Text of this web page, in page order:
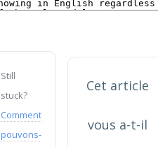
Still
stuck?
Comment
pouvons-
Cet article
vous a-t-il